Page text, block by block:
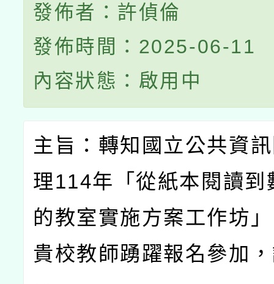
發佈者：許偵倫
發佈時間：2025-06-11
內容狀態：啟用中
主旨：轉知國立公共資
理114年「從紙本閱讀到
的教室實施方案工作坊
貴校教師踴躍報名參加